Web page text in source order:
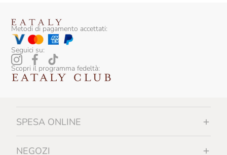
Metodi di pagamento accettati:
Seguici su:
Scopri il programma fedeltà:
SPESA ONLINE
NEGOZI